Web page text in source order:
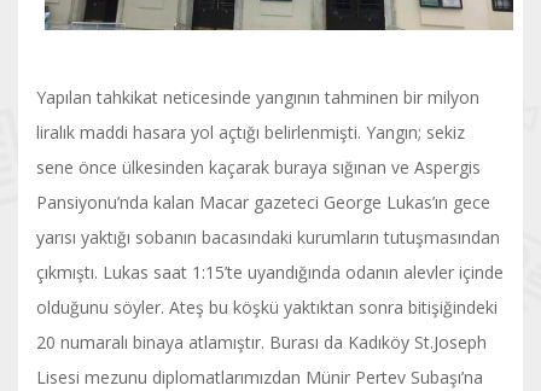
Yapılan tahkikat neticesinde yangının tahminen bir milyon
liralık maddi hasara yol açtığı belirlenmişti. Yangın; sekiz
sene önce ülkesinden kaçarak buraya sığınan ve Aspergis
Pansiyonu’nda kalan Macar gazeteci George Lukas’ın gece
yarısı yaktığı sobanın bacasındaki kurumların tutuşmasından
çıkmıştı. Lukas saat 1:15’te uyandığında odanın alevler içinde
olduğunu söyler. Ateş bu köşkü yaktıktan sonra bitişiğindeki
20 numaralı binaya atlamıştır. Burası da Kadıköy St.Joseph
Lisesi mezunu diplomatlarımızdan Münir Pertev Subaşı’na